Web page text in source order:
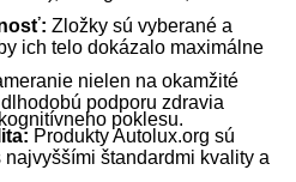
Zložky sú vyberané a
ich telo dokázalo maximálne
nielen na okamžité
podporu zdravia
poklesu.
Produkty Autolux.org sú
štandardmi kvality a